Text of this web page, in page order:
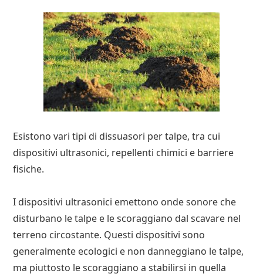
Esistono vari tipi di dissuasori per talpe, tra cui
dispositivi ultrasonici, repellenti chimici e barriere
fisiche.
I dispositivi ultrasonici emettono onde sonore che
disturbano le talpe e le scoraggiano dal scavare nel
terreno circostante. Questi dispositivi sono
generalmente ecologici e non danneggiano le talpe,
ma piuttosto le scoraggiano a stabilirsi in quella